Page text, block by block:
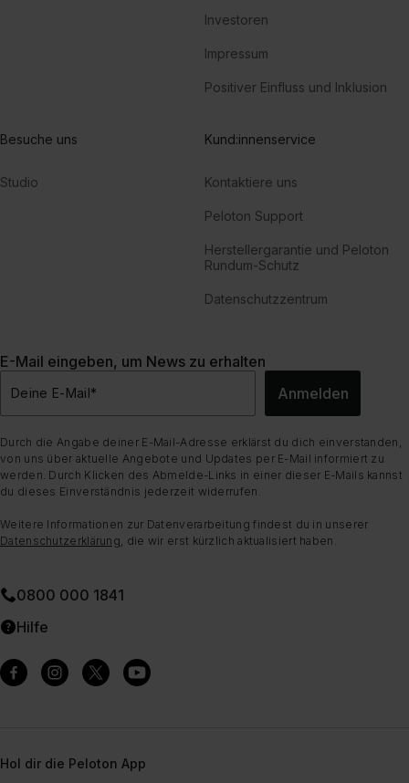
Investoren
Impressum
Positiver Einfluss und Inklusion
Besuche uns
Studio
Kund:innenservice
Kontaktiere uns
Peloton Support
Herstellergarantie und Peloton
Rundum-Schutz
Datenschutzzentrum
E-Mail eingeben, um News zu erhalten
Deine E-Mail* Anmelden
Durch die Angabe deiner E-Mail-Adresse erklärst du dich einverstanden,
von uns über aktuelle Angebote und Updates per E-Mail informiert zu
werden. Durch Klicken des Abmelde-Links in einer dieser E-Mails kannst
du dieses Einverständnis jederzeit widerrufen.
Weitere Informationen zur Datenverarbeitung findest du in unserer
Datenschutzerklärung , die wir erst kürzlich aktualisiert haben.
0800 000 1841
Hilfe
Hol dir die Peloton App